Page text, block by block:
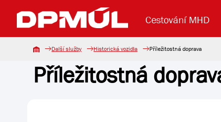
Cestování MHD
Uzavření mostu Dr. E. Beneše Koupit
Lanová dráha Reklama
Základní údaje Aktuality
Další služby Historická vozidla Příležitostná doprava
Příležitostná